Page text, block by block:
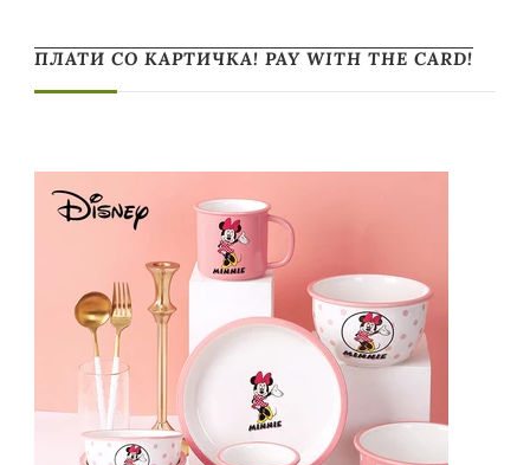
ПЛАТИ СО КАРТИЧКА! PAY WITH THE CARD!